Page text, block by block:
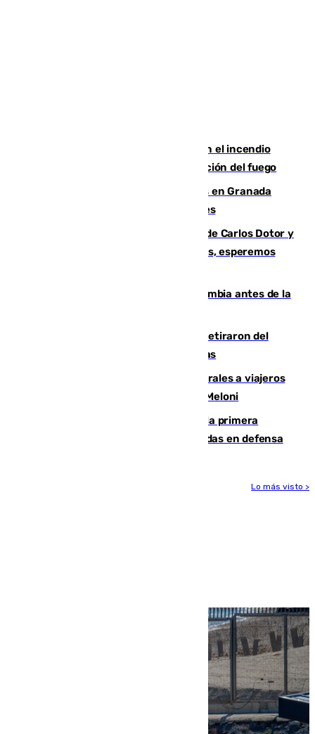
Activado el nivel 2 de emergencia en el incendio
forestal de Niebla por la compleja evolución del fuego
Controlado un incendio de rastrojos en Granada
junto a la autovía y al Callejón de Nogales
Juanfran Funes, sobre las lesiones de Carlos Dotor y
Fernando Calero: “Estamos preocupados, esperemos
Felipe VI refuerza los lazos con Colombia antes de la
Fernando Calero y Carlos Dotor se retiraron del
encuentro contra el Ceuta con molestias
España restablece controles temporales a viajeros
procedentes de Italia como repuesta a Meloni
El Málaga cae ante el Ceuta y suma la primera
derrota de la pretemporada dejando dudas en defensa
Lo más visto >